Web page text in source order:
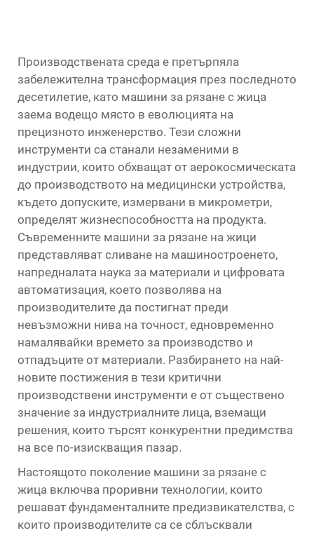
Производствената среда е претърпяла
забележителна трансформация през последното
десетилетие, като машини за рязане с жица
заема водещо място в еволюцията на
прецизното инженерство. Тези сложни
инструменти са станали незаменими в
индустрии, които обхващат от аерокосмическата
до производството на медицински устройства,
където допуските, измервани в микрометри,
определят жизнеспособността на продукта.
Съвременните машини за рязане на жици
представляват сливане на машиностроенето,
напредналата наука за материали и цифровата
автоматизация, което позволява на
производителите да постигнат преди
невъзможни нива на точност, едновременно
намалявайки времето за производство и
отпадъците от материали. Разбирането на най-
новите постижения в тези критични
производствени инструменти е от съществено
значение за индустриалните лица, вземащи
решения, които търсят конкурентни предимства
на все по-изискващия пазар.
Настоящото поколение машини за рязане с
жица включва проривни технологии, които
решават фундаменталните предизвикателства, с
които производителите са се сблъсквали